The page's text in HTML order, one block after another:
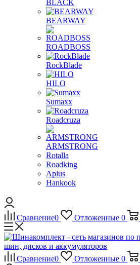
BLACK
BEARWAY
ROADBOSS
RockBlade
HILO
Sumaxx
Roadcruza
ARMSTRONG
Rotalla
Roadking
Aplus
Hankook
Сравнение0 Отложенные 0
Сравнение0 Отложенные 0